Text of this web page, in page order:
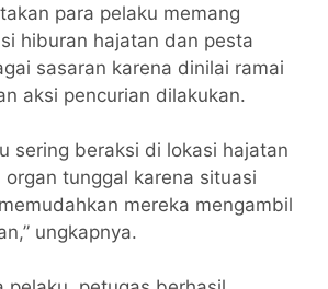
para pelaku memang
hiburan hajatan dan pesta
sasaran karena dinilai ramai
aksi pencurian dilakukan.
sering beraksi di lokasi hajatan
tunggal karena situasi
mereka mengambil
ungkapnya.